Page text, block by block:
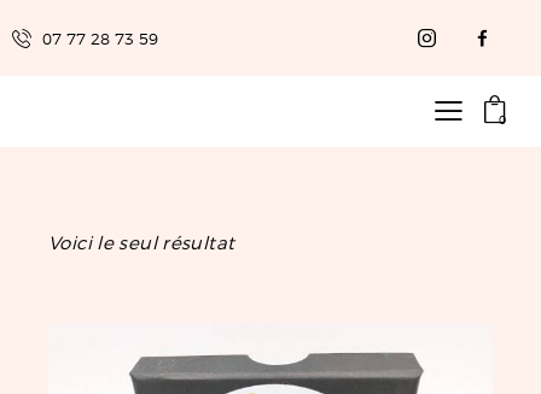
07 77 28 73 59
0
Voici le seul résultat